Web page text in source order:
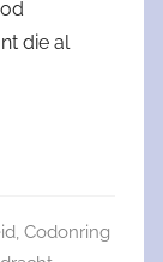
die al
, Codonring